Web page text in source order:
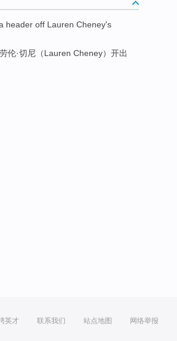
header off Lauren Cheney's
劳伦·切尼（Lauren Cheney）开出
英才 联系我们 站点地图 网络举报